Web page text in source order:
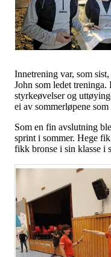
Innetrening var, som
John som ledet treninga.
styrkeøvelser og
ei av sommerløpene
Som en fin avslutning
sprint i sommer. Hege
fikk bronse i sin klasse i